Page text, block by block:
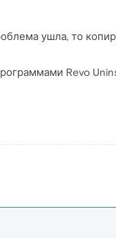
ушла, то
Revo